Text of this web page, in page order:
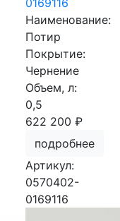
0169116
Наименование:
Потир
Покрытие:
Чернение
Объем, л:
0,5
622 200 ₽
подробнее
Артикул:
0570402-
0169116